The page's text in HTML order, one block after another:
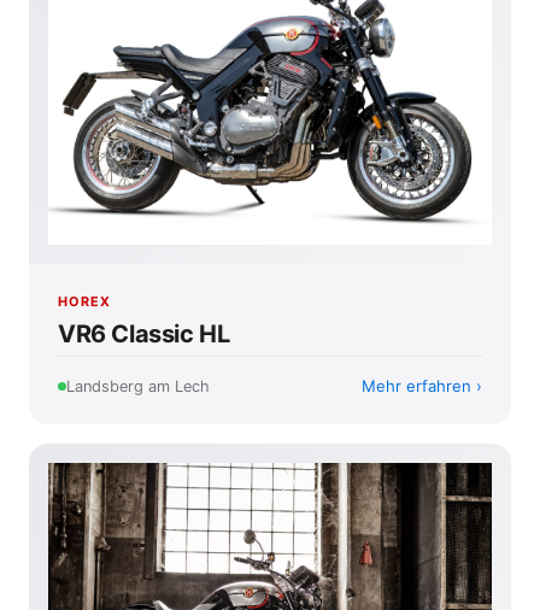
HOREX
VR6 Classic HL
Landsberg am Lech Mehr erfahren